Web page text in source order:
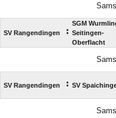
SV Rangendingen :
SGM
Seitingen-
Oberflacht
SV Rangendingen : SV